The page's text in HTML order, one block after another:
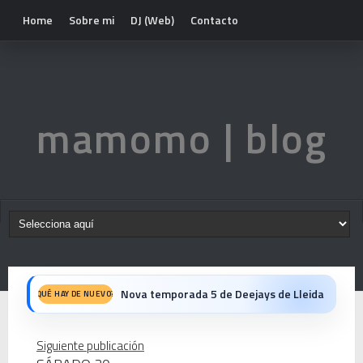
Home Sobre mi DJ (Web) Contacto
mamomo | blog
QUÉ HAY DE NUEVO? Fiesta del 40º Aniversario del Max Mix en Be Disco: Crónica Personal de una Noche Histórica
Siguiente publicación